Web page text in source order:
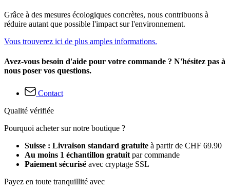
Grâce à des mesures écologiques concrètes, nous contribuons à
réduire autant que possible l'impact sur l'environnement.
Vous trouverez ici de plus amples informations.
Avez-vous besoin d'aide pour votre commande ? N'hésitez pas à
nous poser vos questions.
Contact
Qualité vérifiée
Pourquoi acheter sur notre boutique ?
Suisse : Livraison standard gratuite à partir de CHF 69.90
Au moins 1 échantillon gratuit par commande
Paiement sécurisé avec cryptage SSL
Payez en toute tranquillité avec